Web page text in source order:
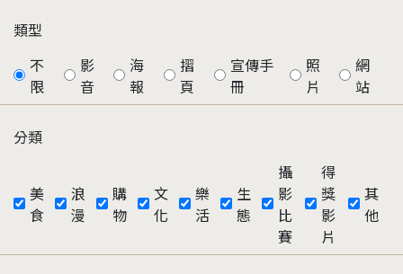
類型
不
限
影
音
海
報
摺
頁
宣傳手
冊
照
片
網
站
分類
美
食
浪
漫
購
物
文
化
樂
活
生
態
攝
影
比
賽
得
獎
影
片
其
他